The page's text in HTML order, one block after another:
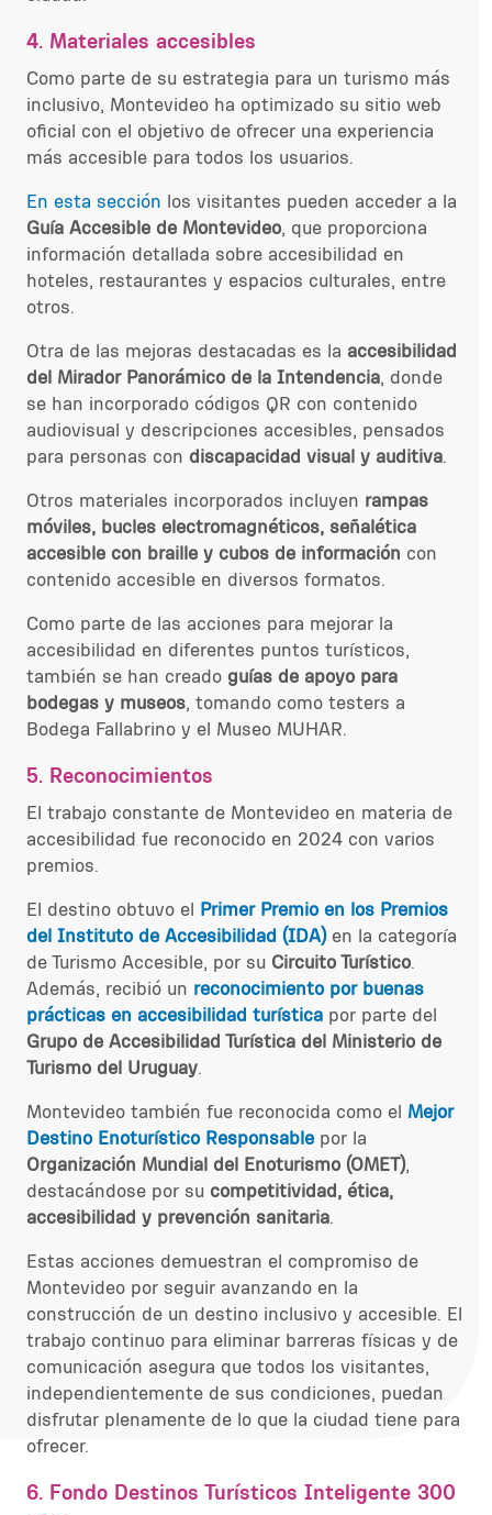
4. Materiales accesibles
Como parte de su estrategia para un turismo más
inclusivo, Montevideo ha optimizado su sitio web
oficial con el objetivo de ofrecer una experiencia
más accesible para todos los usuarios.
En esta sección los visitantes pueden acceder a la
Guía Accesible de Montevideo, que proporciona
información detallada sobre accesibilidad en
hoteles, restaurantes y espacios culturales, entre
otros.
Otra de las mejoras destacadas es la accesibilidad
del Mirador Panorámico de la Intendencia, donde
se han incorporado códigos QR con contenido
audiovisual y descripciones accesibles, pensados
para personas con discapacidad visual y auditiva.
Otros materiales incorporados incluyen rampas
móviles, bucles electromagnéticos, señalética
accesible con braille y cubos de información con
contenido accesible en diversos formatos.
Como parte de las acciones para mejorar la
accesibilidad en diferentes puntos turísticos,
también se han creado guías de apoyo para
bodegas y museos, tomando como testers a
Bodega Fallabrino y el Museo MUHAR.
5. Reconocimientos
El trabajo constante de Montevideo en materia de
accesibilidad fue reconocido en 2024 con varios
premios.
El destino obtuvo el Primer Premio en los Premios
del Instituto de Accesibilidad (IDA)en la categoría
de Turismo Accesible, por su Circuito Turístico.
Además, recibió un reconocimiento por buenas
prácticas en accesibilidad turística por parte del
Grupo de Accesibilidad Turística del Ministerio de
Turismo del Uruguay.
Montevideo también fue reconocida como el Mejor
Destino Enoturístico Responsable por la
Organización Mundial del Enoturismo (OMET),
destacándose por su competitividad, ética,
accesibilidad y prevención sanitaria.
Estas acciones demuestran el compromiso de
Montevideo por seguir avanzando en la
construcción de un destino inclusivo y accesible. El
trabajo continuo para eliminar barreras físicas y de
comunicación asegura que todos los visitantes,
independientemente de sus condiciones, puedan
disfrutar plenamente de lo que la ciudad tiene para
ofrecer.
6. Fondo Destinos Turísticos Inteligente 300